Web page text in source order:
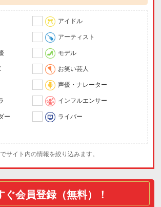
アイドル
アーティスト
モデル
お笑い芸人
声優・ナレーター
インフルエンサー
ー ライバー
サイト内の情報を絞り込みます。
ぐ会員登録（無料）！